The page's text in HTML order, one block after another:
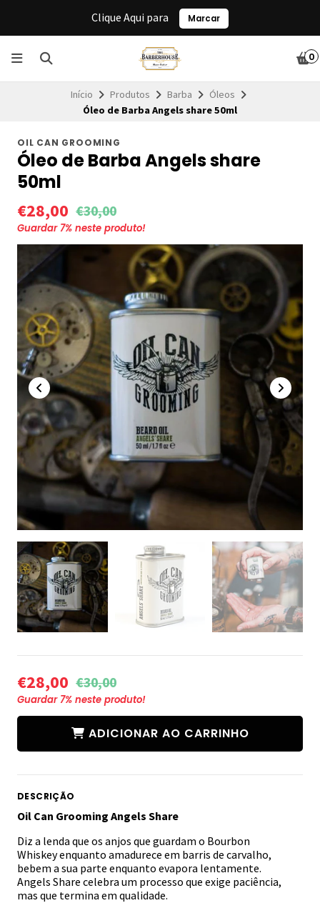
Clique Aqui para Marcar
0
Início Produtos Barba
Óleos
Óleo de Barba Angels share 50ml
OIL CAN GROOMING
Óleo de Barba Angels share
50ml
€28,00 €30,00
Guardar7% neste produto!
€28,00 €30,00
Guardar7% neste produto!
ADICIONAR AO CARRINHO
DESCRIÇÃO
Oil Can Grooming Angels Share
Diz a lenda que os anjos que guardam o Bourbon
Whiskey enquanto amadurece em barris de carvalho,
bebem a sua parte enquanto evapora lentamente.
Angels Share celebra um processo que exige paciência,
mas que termina em qualidade.